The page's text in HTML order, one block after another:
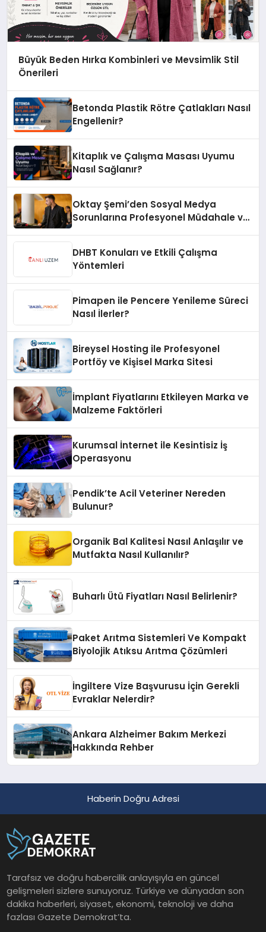
Büyük Beden Hırka Kombinleri ve Mevsimlik Stil
Önerileri
Betonda Plastik Rötre Çatlakları Nasıl
Engellenir?
Kitaplık ve Çalışma Masası Uyumu
Nasıl Sağlanır?
Oktay Şemi’den Sosyal Medya
Sorunlarına Profesyonel Müdahale ve
DHBT Konuları ve Etkili Çalışma
Yöntemleri
Pimapen ile Pencere Yenileme Süreci
Nasıl İlerler?
Bireysel Hosting ile Profesyonel
Portföy ve Kişisel Marka Sitesi
İmplant Fiyatlarını Etkileyen Marka ve
Malzeme Faktörleri
Kurumsal İnternet ile Kesintisiz İş
Operasyonu
Pendik’te Acil Veteriner Nereden
Bulunur?
Organik Bal Kalitesi Nasıl Anlaşılır ve
Mutfakta Nasıl Kullanılır?
Buharlı Ütü Fiyatları Nasıl Belirlenir?
Paket Arıtma Sistemleri Ve Kompakt
Biyolojik Atıksu Arıtma Çözümleri
İngiltere Vize Başvurusu İçin Gerekli
Evraklar Nelerdir?
Ankara Alzheimer Bakım Merkezi
Hakkında Rehber
Haberin Doğru Adresi
Tarafsız ve doğru habercilik anlayışıyla en güncel
gelişmeleri sizlere sunuyoruz. Türkiye ve dünyadan son
dakika haberleri, siyaset, ekonomi, teknoloji ve daha
fazlası Gazete Demokrat’ta.